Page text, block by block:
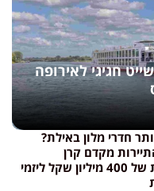
חגיגי לאירופה
חדרי מלון באילת?
מקדם קרן
הלוואות של 400 מיליון שקל ליזמי